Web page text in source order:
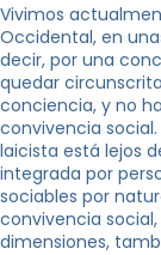
Vivimos
Occidental, en
decir, por una
quedar
conciencia, y no
convivencia
laicista está lejos
integrada por
sociables por
convivencia
dimensiones,